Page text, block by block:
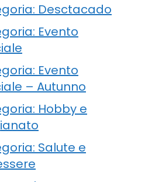
Desctacado
Evento
Evento
– Autunno
Hobby e
Salute e